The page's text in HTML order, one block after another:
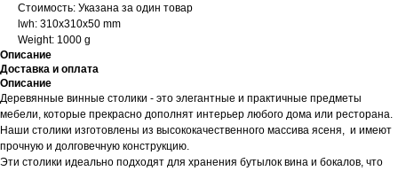
Стоимость: Указана за один товар
lwh: 310x310x50 mm
Weight: 1000 g
Описание
Доставка и оплата
Описание
Деревянные винные столики - это элегантные и практичные предметы
мебели, которые прекрасно дополнят интерьер любого дома или ресторана.
Наши столики изготовлены из высококачественного массива ясеня, и имеют
прочную и долговечную конструкцию.
Эти столики идеально подходят для хранения бутылок вина и бокалов, что